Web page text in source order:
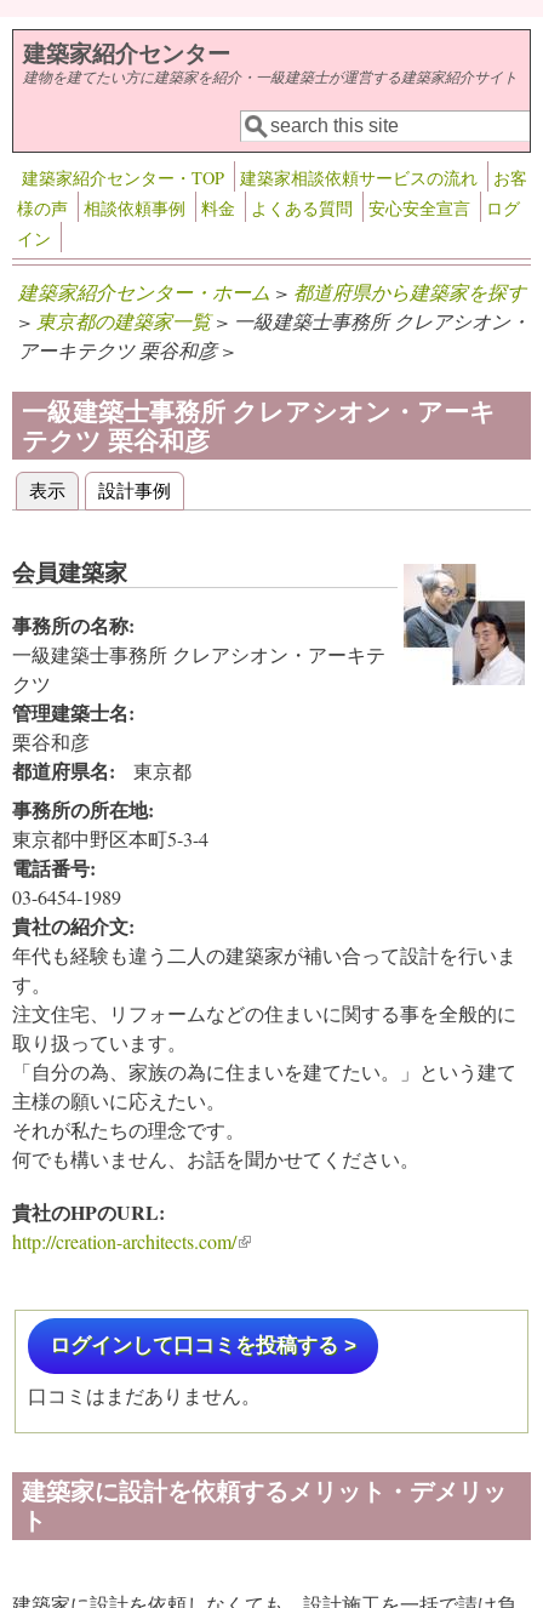
メインコンテンツに移動
建築家紹介センター
建物を建てたい方に建築家を紹介・一級建築士が運営する建築家紹介サイト
検索フォーム
検索
建築家紹介センター・TOP 建築家相談依頼サービスの流れ
お客
様の声
相談依頼事例 料金 よくある質問 安心安全宣言
ログ
イン
建築家紹介センター・ホーム > 都道府県から建築家を探す
> 東京都の建築家一覧> 一級建築士事務所 クレアシオン・
アーキテクツ 栗谷和彦 >
一級建築士事務所 クレアシオン・アーキ
テクツ 栗谷和彦
プライマリータブ
表示 (アクティブなタブ)
設計事例
会員建築家
事務所の名称:
一級建築士事務所 クレアシオン・アーキテ
クツ
管理建築士名:
栗谷和彦
都道府県名: 東京都
事務所の所在地:
東京都中野区本町5-3-4
電話番号:
03-6454-1989
貴社の紹介文:
年代も経験も違う二人の建築家が補い合って設計を行いま
す。
注文住宅、リフォームなどの住まいに関する事を全般的に
取り扱っています。
「自分の為、家族の為に住まいを建てたい。」という建て
主様の願いに応えたい。
それが私たちの理念です。
何でも構いません、お話を聞かせてください。
貴社のHPのURL:
http://creation-architects.com/(link is external)
ログインして口コミを投稿する >
口コミはまだありません。
建築家に設計を依頼するメリット・デメリッ
ト